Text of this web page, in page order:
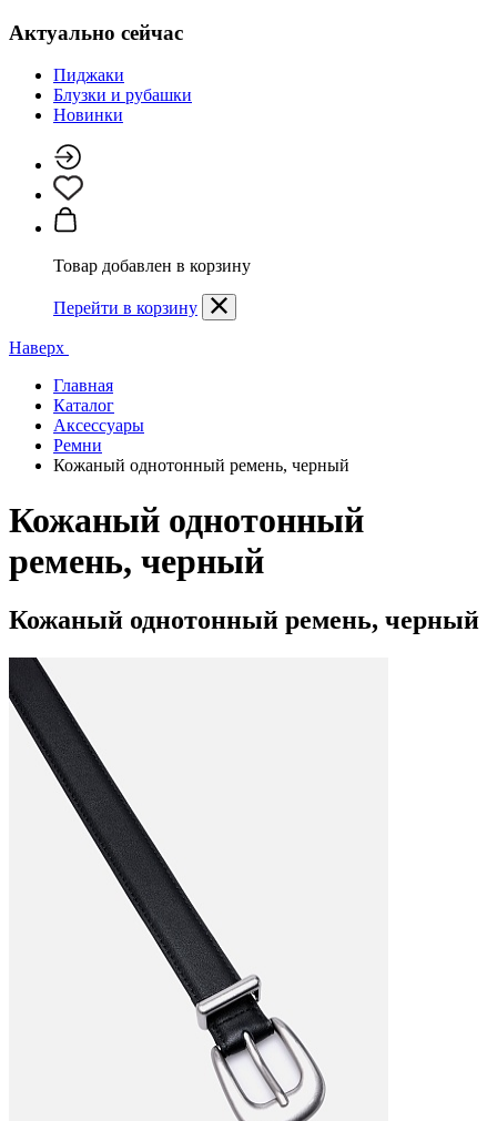
Актуально сейчас
Пиджаки
Блузки и рубашки
Новинки
Товар добавлен в корзину
Перейти в корзину
Наверх
Главная
Каталог
Аксессуары
Ремни
Кожаный однотонный ремень, черный
Кожаный однотонный
ремень, черный
Кожаный однотонный ремень, черный